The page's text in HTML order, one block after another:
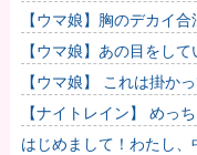
くない場所だな」
【ウマ娘】胸のデカイ
るわな
【ウマ娘】あの目をし
実る…♡」
【ウマ娘】 これは掛か
いのですが…
【ナイトレイン】 めっ
はじめまして！わたし、